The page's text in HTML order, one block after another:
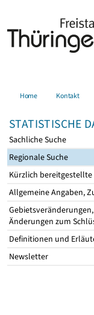
Home Kontakt
STATISTISCHE
Sachliche Suche
Regionale Suche
Kürzlich bereitgestellte
Allgemeine Angaben,
Gebietsveränderungen,
Änderungen zum
Definitionen und
Newsletter